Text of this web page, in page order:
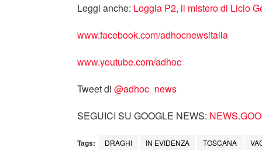
Leggi anche: Loggia P2, il mistero di Licio
www.facebook.com/adhocnewsitalia
www.youtube.com/adhoc
Tweet di ‎@adhoc_news
SEGUICI SU GOOGLE NEWS:
Tags: DRAGHI IN EVIDENZA TOSCANA